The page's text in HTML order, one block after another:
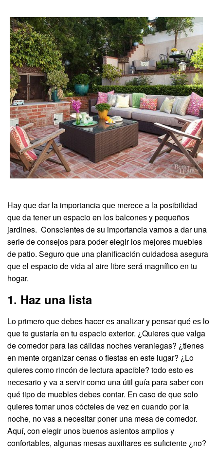
Hay que dar la importancia que merece a la posibilidad
que da tener un espacio en los balcones y pequeños
jardines. Conscientes de su importancia vamos a dar una
serie de consejos para poder elegir los mejores muebles
de patio. Seguro que una planificación cuidadosa asegura
que el espacio de vida al aire libre será magnífico en tu
hogar.
1. Haz una lista
Lo primero que debes hacer es analizar y pensar qué es lo
que te gustaría en tu espacio exterior. ¿Quieres que valga
de comedor para las cálidas noches veraniegas? ¿tienes
en mente organizar cenas o fiestas en este lugar? ¿Lo
quieres como rincón de lectura apacible? todo esto es
necesario y va a servir como una útil guía para saber con
qué tipo de muebles debes contar. En caso de que solo
quieres tomar unos cócteles de vez en cuando por la
noche, no vas a necesitar poner una mesa de comedor.
Aquí, con elegir unos buenos asientos amplios y
confortables, algunas mesas auxiliares es suficiente ¿no?